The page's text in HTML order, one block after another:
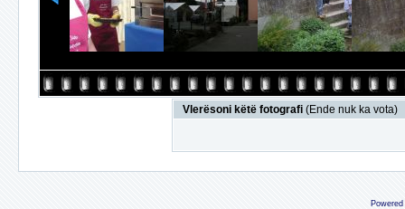
Vlerësoni këtë fotografi (Ende nuk ka vota)